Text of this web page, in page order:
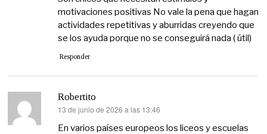
motivaciones positivas No vale la pena que hagan
actividades repetitivas y aburridas creyendo que
se los ayuda porque no se conseguirá nada ( útil)
Responder
Robertito
dice:
13 de junio de 2026 a las 13:46
En varios países europeos los liceos y escuelas